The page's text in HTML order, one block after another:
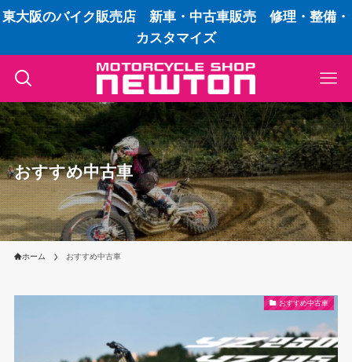
東大阪のバイク販売店 新車・中古車販売 修理・整備・
カスタマイズ
おすすめ中古車
ホーム おすすめ中古車
おすすめ中古車